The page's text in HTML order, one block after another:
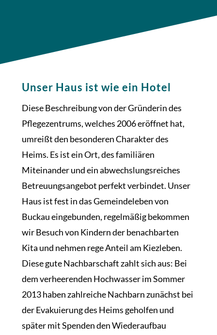
Unser Haus ist wie ein Hotel
Diese Beschreibung von der Gründerin des
Pflegezentrums, welches 2006 eröffnet hat,
umreißt den besonderen Charakter des
Heims. Es ist ein Ort, des familiären
Miteinander und ein abwechslungsreiches
Betreuungsangebot perfekt verbindet. Unser
Haus ist fest in das Gemeindeleben von
Buckau eingebunden, regelmäßig bekommen
wir Besuch von Kindern der benachbarten
Kita und nehmen rege Anteil am Kiezleben.
Diese gute Nachbarschaft zahlt sich aus: Bei
dem verheerenden Hochwasser im Sommer
2013 haben zahlreiche Nachbarn zunächst bei
der Evakuierung des Heims geholfen und
später mit Spenden den Wiederaufbau